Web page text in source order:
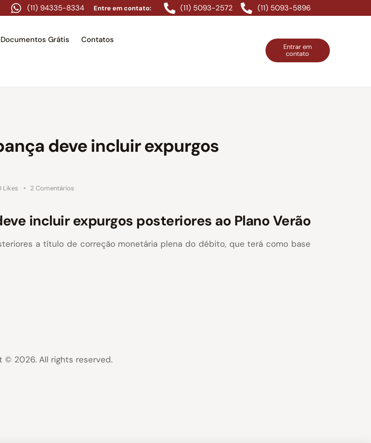
(11) 94335-8334 Entre em contato: (11) 5093-2572 (11) 5093-5896
Grátis Contatos
Entrar em
contato
deve incluir expurgos
Likes 2 Comentários
incluir expurgos posteriores ao Plano Verão
a título de correção monetária plena do débito, que terá como base
© 2026. All rights reserved.